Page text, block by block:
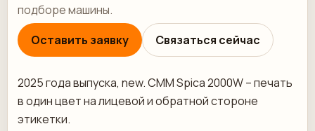
подборе машины.
Оставить заявку
Связаться сейчас
2025 года выпуска, new. CMM Spica 2000W – печать
в один цвет на лицевой и обратной стороне
этикетки.